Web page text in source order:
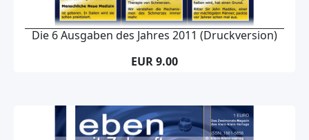
Die 6 Ausgaben des Jahres 2011 (Druckversion)
EUR 9.00